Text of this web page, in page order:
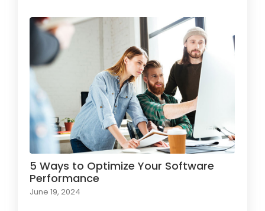
5 Ways to Optimize Your Software
Performance
June 19, 2024